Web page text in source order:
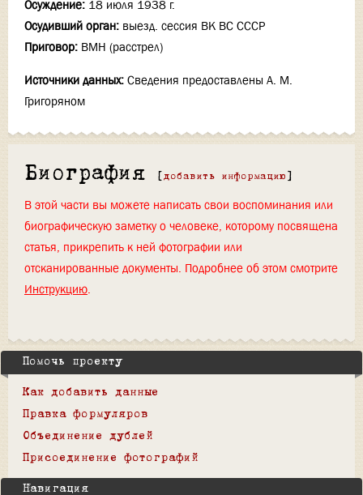
Осуждение: 18 июля 1938 г.
Осудивший орган: выезд. сессия ВК ВС СССР
Приговор: ВМН (расстрел)
Источники данных: Сведения предоставлены А. М.
Григоряном
Биография [ добавить информацию ]
В этой части вы можете написать свои воспоминания или
биографическую заметку о человеке, которому посвящена
статья, прикрепить к ней фотографии или
отсканированные документы. Подробнее об этом смотрите
Инструкцию.
Помочь проекту
Как добавить данные
Правка формуляров
Объединение дублей
Присоединение фотографий
Навигация